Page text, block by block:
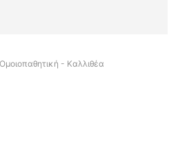
- Καλλιθέα